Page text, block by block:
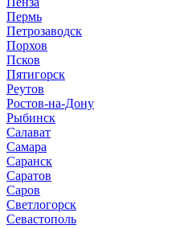
Пермь
Петрозаводск
Порхов
Псков
Пятигорск
Реутов
Ростов-на-Дону
Рыбинск
Салават
Самара
Саранск
Саратов
Саров
Светлогорск
Севастополь